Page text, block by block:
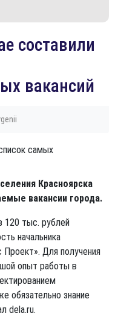
составили
вакансий
Красноярска
вакансии города.
120 тыс. рублей
начальника
Для получения
опыт работы в
обязательно знание
dela.ru.